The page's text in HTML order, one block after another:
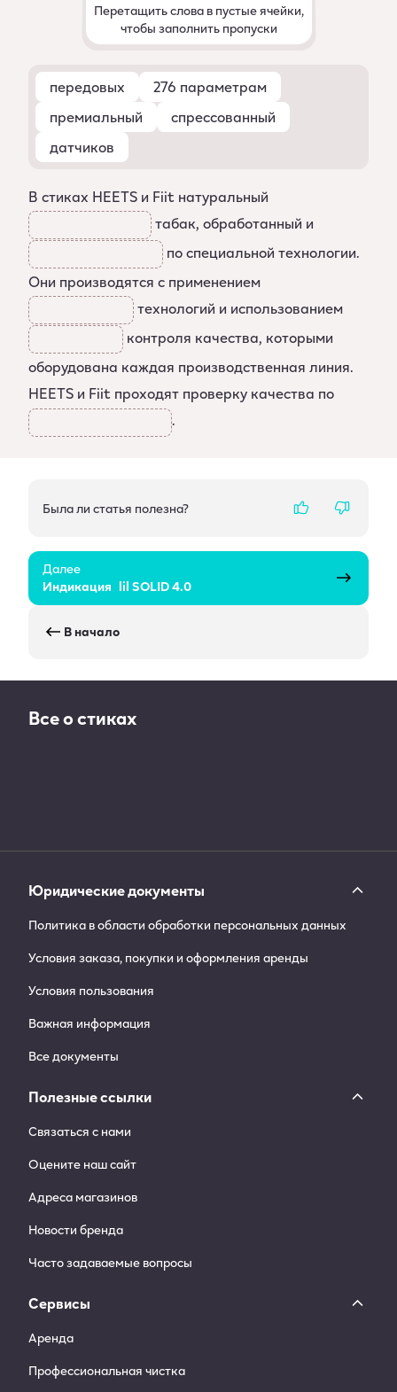
Перетащить слова в пустые ячейки,
чтобы заполнить пропуски
передовых
276 параметрам
премиальный
спрессованный
датчиков
В стиках HEETS и Fiit натуральный
табак, обработанный и
по специальной технологии.
Они производятся с применением
технологий и использованием
контроля качества, которыми
оборудована каждая производственная линия.
HEETS и Fiit проходят проверку качества по
.
Была ли статья полезна? like dislike
В начало
Далее
Индикация lil SOLID 4.0
Все о стиках
Юридические документы
Политика в области обработки персональных данных
Условия заказа, покупки и оформления аренды
Условия пользования
Важная информация
Все документы
Полезные ссылки
Связаться с нами
Оцените наш сайт
Адреса магазинов
Новости бренда
Часто задаваемые вопросы
Сервисы
Аренда
Профессиональная чистка